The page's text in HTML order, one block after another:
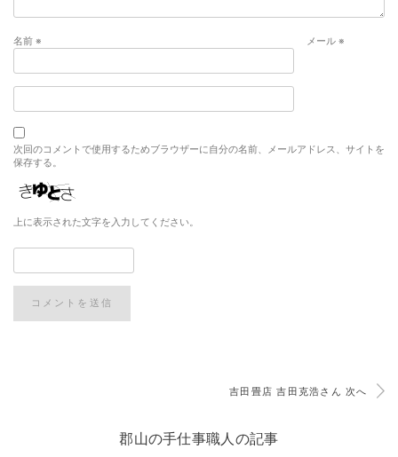
名前 ※ メール ※
次回のコメントで使用するためブラウザーに自分の名前、メールアドレス、サイトを
保存する。
上に表示された文字を入力してください。
吉田畳店 吉田克浩さん 次へ
郡山の手仕事職人の記事